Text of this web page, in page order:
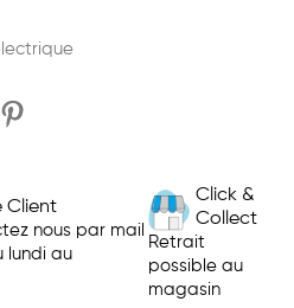
Client
nous par mail
lundi au
Click &
Collect
Retrait
possible au
magasin